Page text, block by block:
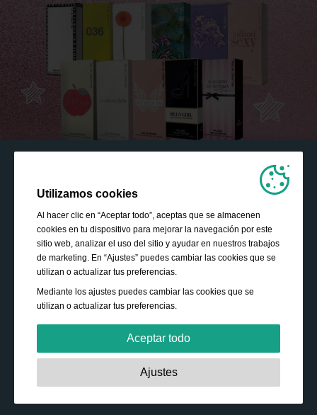
Utilizamos cookies
Al hacer clic en “Aceptar todo”, aceptas que se almacenen
cookies en tu dispositivo para mejorar la navegación por este
sitio web, analizar el uso del sitio y ayudar en nuestros trabajos
de marketing. En “Ajustes” puedes cambiar las cookies que se
utilizan o actualizar tus preferencias.
Mediante los ajustes puedes cambiar las cookies que se
utilizan o actualizar tus preferencias.
Aceptar todo
Estrictamente necesarias:
para habilitar funciones básicas como la navegación, la
Ajustes